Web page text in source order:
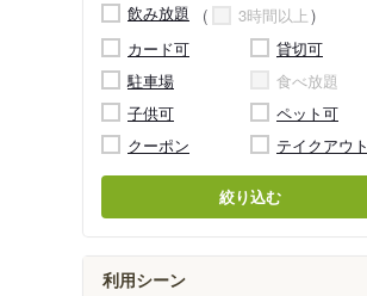
飲み放題
3時間以上
カード可
貸切可
駐車場
食べ放題
子供可
ペット可
クーポン
テイクアウト
絞り込む
利用シーン